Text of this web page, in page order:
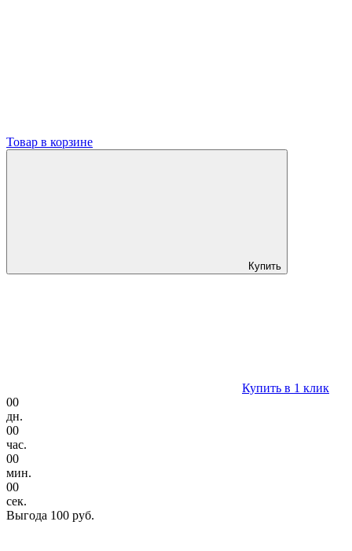
Товар в корзине
Купить
Купить в 1 клик
00
дн.
00
час.
00
мин.
00
сек.
Выгода 100 руб.